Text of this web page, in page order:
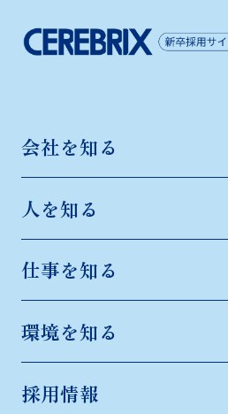
会社を知る
人を知る
仕事を知る
環境を知る
採用情報